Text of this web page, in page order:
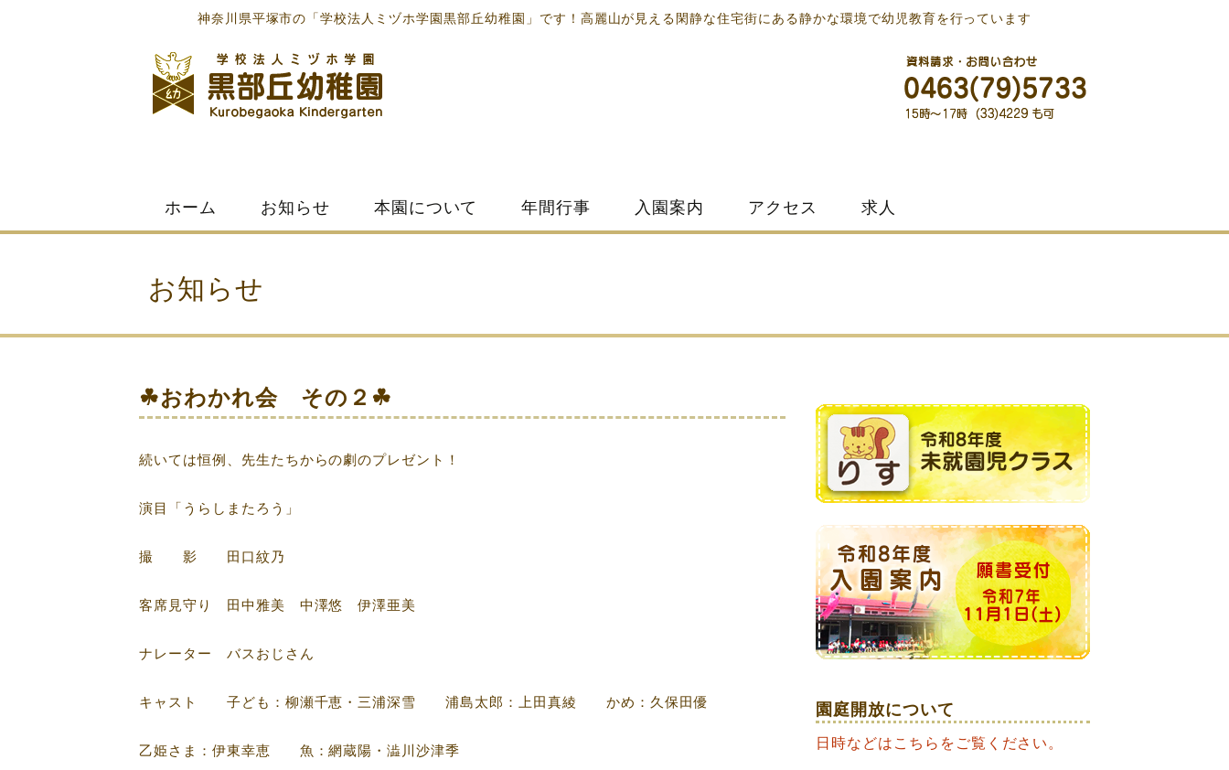
神奈川県平塚市の「学校法人ミヅホ学園黒部丘幼稚園」です！高麗山が見える閑静な住宅街にある静かな環境で幼児教育を行っています
content
ホーム お知らせ 本園について 年間行事 入園案内 アクセス 求人
お知らせ
☘おわかれ会 その２☘
続いては恒例、先生たちからの劇のプレゼント！
演目「うらしまたろう」
撮 影 田口紋乃
客席見守り 田中雅美 中澤悠 伊澤亜美
ナレーター バスおじさん
キャスト 子ども：柳瀬千恵・三浦深雪 浦島太郎：上田真綾 かめ：久保田優
乙姫さま：伊東幸恵 魚：網蔵陽・澁川沙津季
園庭開放について
日時などはこちらをご覧ください。